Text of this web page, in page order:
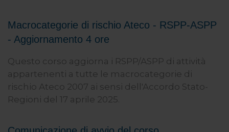
Macrocategorie di rischio Ateco - RSPP-ASPP
- Aggiornamento 4 ore
Questo corso aggiorna i RSPP/ASPP di attività
appartenenti a tutte le macrocategorie di
rischio Ateco 2007 ai sensi dell'Accordo Stato-
Regioni del 17 aprile 2025.